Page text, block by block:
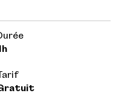
Tarif